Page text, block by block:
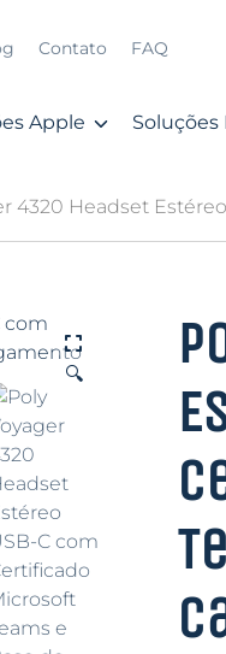
Contato FAQ
Apple Soluções
4320 Headset
🔍